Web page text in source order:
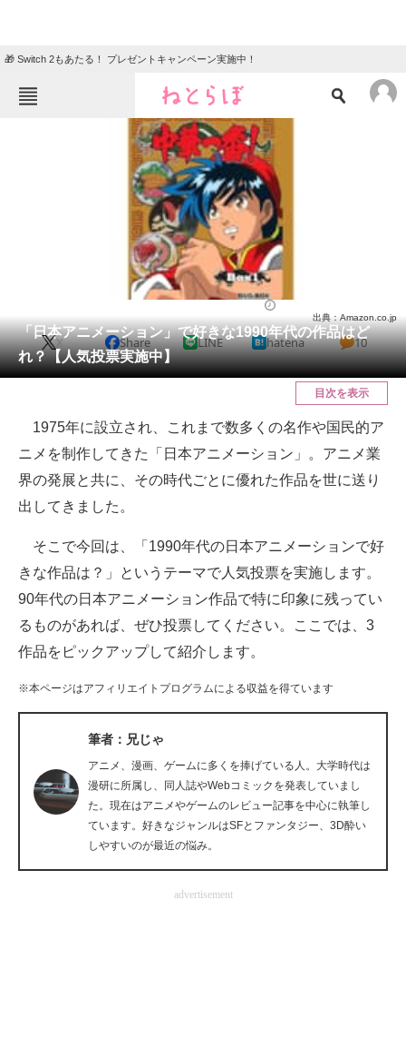
🎁 Switch 2もあたる！ プレゼントキャンペーン実施中！
ニュース
クイズ
地域
教育・育児
リサーチ
会員記事
メディア
ITの今と未来を見通す
スマホと通信の最新トレンド
ビジネスと働き方のヒント
マーケ×ITの今がよく分かる
ITエンジニア向け専門サイト
IT製品の技術・比較・事例
「日本アニメーション」で好きな1990年代の作品はど
れ？【人気投票実施中】
出典：Amazon.co.jp
X Share LINE hatena 10
目次を表示
1975年に設立され、これまで数多くの名作や国民的ア
ニメを制作してきた「日本アニメーション」。アニメ業
界の発展と共に、その時代ごとに優れた作品を世に送り
出してきました。
そこで今回は、「1990年代の日本アニメーションで好
きな作品は？」というテーマで人気投票を実施します。
90年代の日本アニメーション作品で特に印象に残ってい
るものがあれば、ぜひ投票してください。ここでは、3
作品をピックアップして紹介します。
※本ページはアフィリエイトプログラムによる収益を得ています
筆者：兄じゃ
アニメ、漫画、ゲームに多くを捧げている人。大学時代は
漫研に所属し、同人誌やWebコミックを発表していまし
た。現在はアニメやゲームのレビュー記事を中心に執筆し
ています。好きなジャンルはSFとファンタジー、3D酔い
しやすいのが最近の悩み。
advertisement